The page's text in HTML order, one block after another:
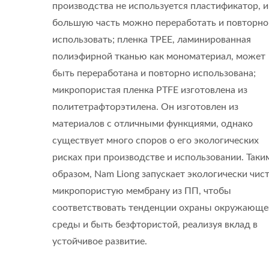
производства не используется пластификатор, и
большую часть можно переработать и повторно
использовать; пленка TPEE, ламинированная
полиэфирной тканью как мономатериал, может
быть переработана и повторно использована;
микропористая пленка PTFE изготовлена из
политетрафторэтилена. Он изготовлен из
материалов с отличными функциями, однако
существует много споров о его экологических
рисках при производстве и использовании.
образом, Nam Liong запускает экологически
микропористую мембрану из ПП, чтобы
соответствовать тенденции охраны
среды и быть безфтористой, реализуя вклад в
устойчивое развитие.
ISO 27001